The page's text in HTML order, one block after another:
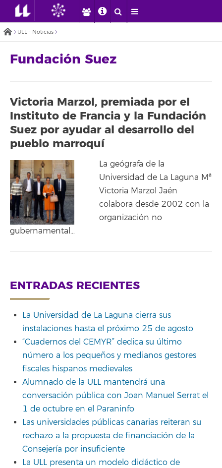
ULL - Noticias
Fundación Suez
Victoria Marzol, premiada por el
Instituto de Francia y la Fundación
Suez por ayudar al desarrollo del
pueblo marroquí
La geógrafa de la
Universidad de La Laguna Mª
Victoria Marzol Jaén
colabora desde 2002 con la
organización no
gubernamental…
ENTRADAS RECIENTES
La Universidad de La Laguna cierra sus
instalaciones hasta el próximo 25 de agosto
“Cuadernos del CEMYR” dedica su último
número a los pequeños y medianos gestores
fiscales hispanos medievales
Alumnado de la ULL mantendrá una
conversación pública con Joan Manuel Serrat el
1 de octubre en el Paraninfo
Las universidades públicas canarias reiteran su
rechazo a la propuesta de financiación de la
Consejería por insuficiente
La ULL presenta un modelo didáctico de